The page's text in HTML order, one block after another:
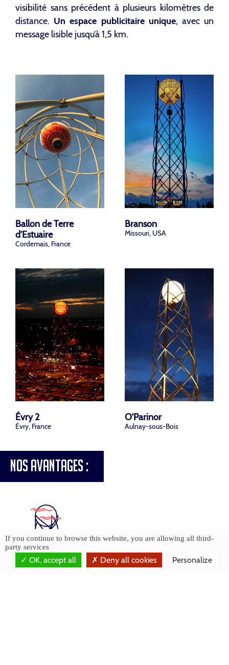
visibilité sans précédent à plusieurs kilomètres de
distance. Un espace publicitaire unique, avec un
message lisible jusqu’à 1,5 km.
Ballon de Terre
d’Estuaire
Cordemais, France
Branson
Missouri, USA
Évry 2
Évry, France
O’Parinor
Aulnay-sous-Bois
NOS AVANTAGES :
If you continue to browse this website, you are allowing all third-
party services
OK, accept all Deny all cookies Personalize